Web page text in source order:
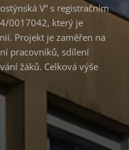
V“ s registračním
0017042, který je
Projekt je zaměřen na
pracovníků, sdílení
žáků. Celková výše